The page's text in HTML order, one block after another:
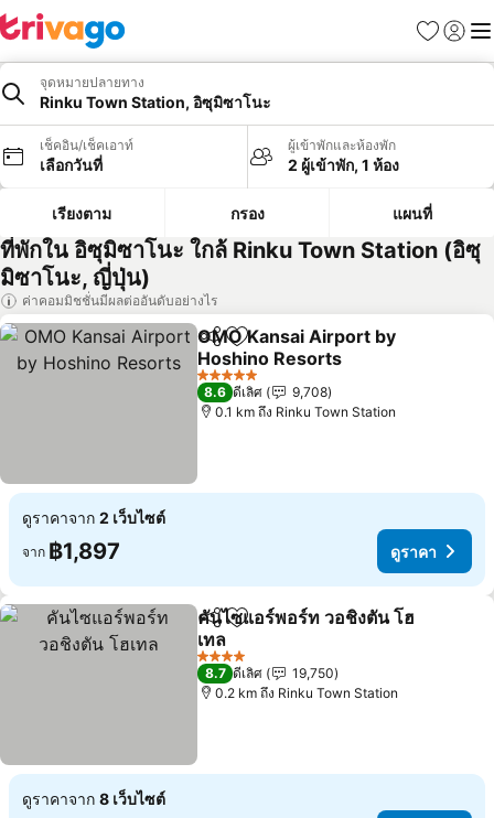
รายการโป
เข้าสู่ร
เมนู
จุดหมายปลายทาง
Rinku Town Station, อิซุมิซาโนะ
เช็คอิน/เช็คเอาท์
เลือกวันที่
ผู้เข้าพักและห้องพัก
2 ผู้เข้าพัก, 1 ห้อง
เรียงตาม กรอง แผนที่
ที่พักใน อิซุมิซาโนะ ใกล้ Rinku Town Station (อิซุ
มิซาโนะ, ญี่ปุ่น)
ค่าคอมมิชชั่นมีผลต่ออันดับอย่างไร
แชร์ เพิ่มในรายการโปรด
OMO Kansai Airport by
Hoshino Resorts
5 ดาว
8.6 ดีเลิศ
9,708
0.1 km ถึง Rinku Town Station
ดูราคาจาก 2 เว็บไซต์
จาก ฿1,897 ดูราคา
แชร์ เพิ่มในรายการโปรด
คันไซแอร์พอร์ท วอชิงตัน โฮ
เทล
4 ดาว
8.7 ดีเลิศ
19,750
0.2 km ถึง Rinku Town Station
ดูราคาจาก 8 เว็บไซต์